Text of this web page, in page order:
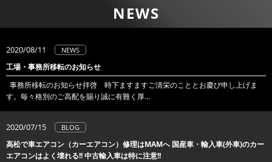
NEWS
2020/08/11 NEWS
工場・事務所移転のお知らせ
事務所移転のお知らせ拝啓 時下ますますご清栄のこととお慶び申し上げま
す。毎々格別のご高配を賜り誠に有難く厚...
2020/07/15 BLOG
高松で車エアコン（カーエアコン）修理はMAMへ 国産車・輸入車(外車)のカー
エアコンはよく壊れる!! 中古輸入車は特に注意!!